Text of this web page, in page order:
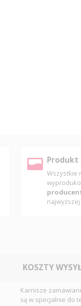
Produkt
Wszystkie
najwyższej
KOSZTY
Karnisze
są w specjalnie do